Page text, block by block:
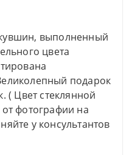
выполненный
цвета
подарок
( Цвет стеклянной
фотографии на
у консультантов